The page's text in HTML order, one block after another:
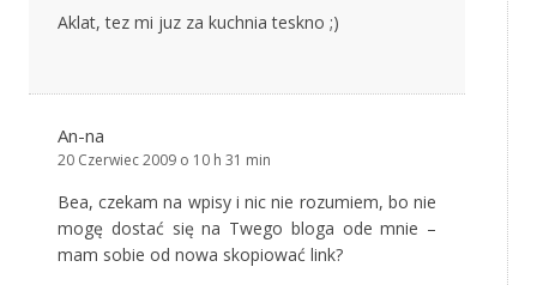
Aklat, tez mi juz za kuchnia teskno ;)
An-na
20 Czerwiec 2009 o 10 h 31 min
Bea, czekam na wpisy i nic nie rozumiem, bo nie
mogę dostać się na Twego bloga ode mnie –
mam sobie od nowa skopiować link?